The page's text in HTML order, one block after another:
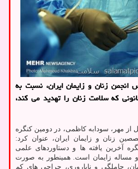
زنان و زایمان ایران، نسبت به
که سلامت زنان را تهدید می کند،
از مهر، سودابه کاظمی، در دومین کنگره
زنان و زایمان ایران، عنوان کرد:
آخرین یافته ها و دستاوردهای علمی
و مساله زایمان است. همینطور به صورت
حاملگی و ناباروری، جراحی های کم